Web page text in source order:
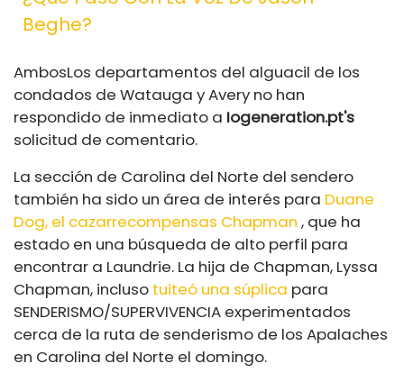
Beghe?
AmbosLos departamentos del alguacil de los
condados de Watauga y Avery no han
respondido de inmediato a Iogeneration.pt's
solicitud de comentario.
La sección de Carolina del Norte del sendero
también ha sido un área de interés para Duane
Dog, el cazarrecompensas Chapman , que ha
estado en una búsqueda de alto perfil para
encontrar a Laundrie. La hija de Chapman, Lyssa
Chapman, incluso tuiteó una súplica para
SENDERISMO/SUPERVIVENCIA experimentados
cerca de la ruta de senderismo de los Apalaches
en Carolina del Norte el domingo.